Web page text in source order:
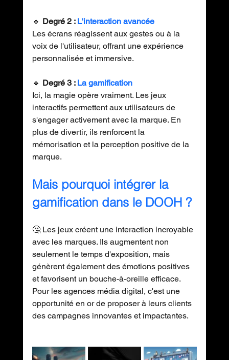
🔹 Degré 2 : L'interaction avancée
Les écrans réagissent aux gestes ou à la
voix de l'utilisateur, offrant une expérience
personnalisée et immersive.
🔹 Degré 3 : La gamification
Ici, la magie opère vraiment. Les jeux
interactifs permettent aux utilisateurs de
s'engager activement avec la marque. En
plus de divertir, ils renforcent la
mémorisation et la perception positive de la
marque.
Mais pourquoi intégrer la
gamification dans le DOOH ?
🤔 Les jeux créent une interaction incroyable
avec les marques. Ils augmentent non
seulement le temps d'exposition, mais
génèrent également des émotions positives
et favorisent un bouche-à-oreille efficace.
Pour les agences média digital, c'est une
opportunité en or de proposer à leurs clients
des campagnes innovantes et impactantes.